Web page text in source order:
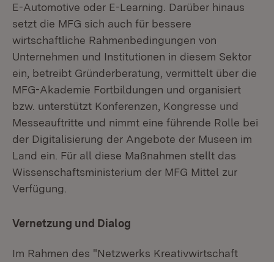
E-Automotive oder E-Learning. Darüber hinaus
setzt die MFG sich auch für bessere
wirtschaftliche Rahmenbedingungen von
Unternehmen und Institutionen in diesem Sektor
ein, betreibt Gründerberatung, vermittelt über die
MFG-Akademie Fortbildungen und organisiert
bzw. unterstützt Konferenzen, Kongresse und
Messeauftritte und nimmt eine führende Rolle bei
der Digitalisierung der Angebote der Museen im
Land ein. Für all diese Maßnahmen stellt das
Wissenschaftsministerium der MFG Mittel zur
Verfügung.
Vernetzung und Dialog
Im Rahmen des "Netzwerks Kreativwirtschaft